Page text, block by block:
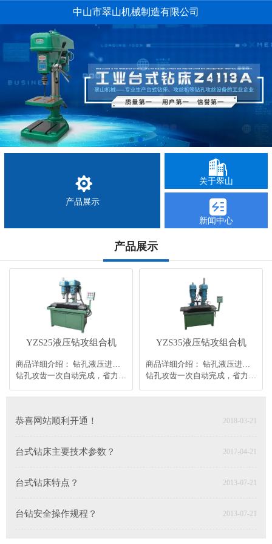
中山市翠山机械制造有限公司
产品展示
关于翠山
新闻中心
产品展示
YZS25液压钻攻组合机
商品详细介绍： 钻孔液压进刀，攻齿丝套进刀变频调速，进给稳定。
钻孔攻齿一次自动完成，省力高效。也可单机使用。
YZS35液压钻攻组合机
商品详细介绍： 钻孔液压进刀，攻齿丝套进刀变频调速，进给稳定。
钻孔攻齿一次自动完成，省力高效。也可单机使用。
恭喜网站顺利开通！ 2018-03-21
台式钻床主要技术参数？ 2017-04-21
台式钻床特点？ 2013-07-21
台钻安全操作规程？ 2013-07-21